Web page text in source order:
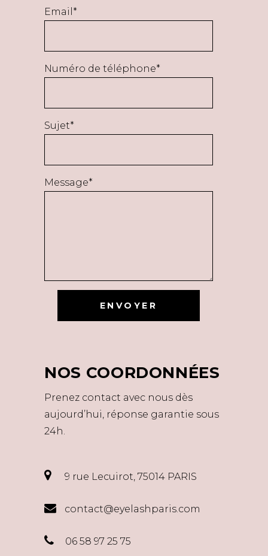
Email*
Numéro de téléphone*
Sujet*
Message*
NOS COORDONNÉES
Prenez contact avec nous dès
aujourd’hui, réponse garantie sous
24h.
9 rue Lecuirot, 75014 PARIS
contact@eyelashparis.com
06 58 97 25 75